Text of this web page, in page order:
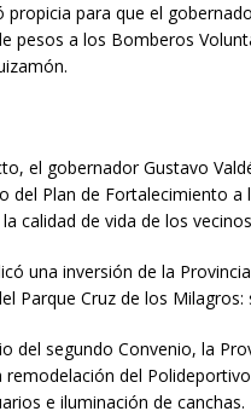
para que el
pesos a los Bomberos
el gobernador Gustavo
del Plan de Fortalecimiento
calidad de vida de los
una inversión de la
Parque Cruz de los
del segundo Convenio, la
del
e iluminación de canchas.